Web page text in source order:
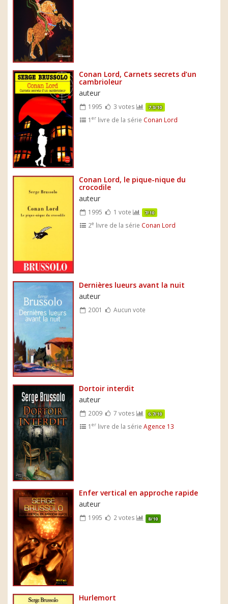
Conan Lord, Carnets secrets d’un
cambrioleur
auteur
1995 3 votes 7.3/10
1er livre de la série Conan Lord
Conan Lord, le pique-nique du
crocodile
auteur
1995 1 vote 7/10
2e livre de la série Conan Lord
Dernières lueurs avant la nuit
auteur
2001 Aucun vote
Dortoir interdit
auteur
2009 7 votes 6.7/10
1er livre de la sérieAgence 13
Enfer vertical en approche rapide
auteur
1995 2 votes 8/10
Hurlemort